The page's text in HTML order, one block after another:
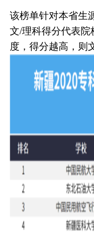
该榜单针对本省生
文/理科得分代表
度，得分越高，则